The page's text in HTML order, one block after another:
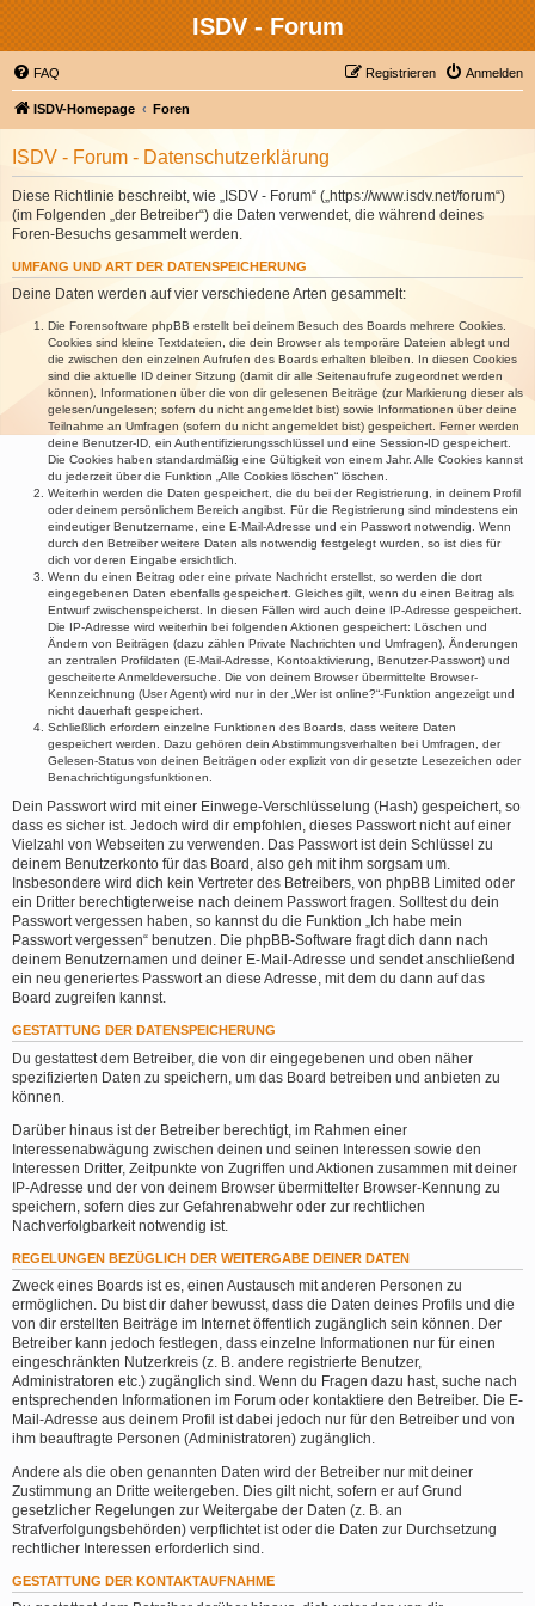
ISDV - Forum
FAQ Anmelden
Registrieren
ISDV-Homepage Foren
ISDV - Forum - Datenschutzerklärung
Diese Richtlinie beschreibt, wie „ISDV - Forum“ („https://www.isdv.net/forum“)
(im Folgenden „der Betreiber“) die Daten verwendet, die während deines
Foren-Besuchs gesammelt werden.
UMFANG UND ART DER DATENSPEICHERUNG
Deine Daten werden auf vier verschiedene Arten gesammelt:
Die Forensoftware phpBB erstellt bei deinem Besuch des Boards mehrere Cookies.
Cookies sind kleine Textdateien, die dein Browser als temporäre Dateien ablegt und
die zwischen den einzelnen Aufrufen des Boards erhalten bleiben. In diesen Cookies
sind die aktuelle ID deiner Sitzung (damit dir alle Seitenaufrufe zugeordnet werden
können), Informationen über die von dir gelesenen Beiträge (zur Markierung dieser als
gelesen/ungelesen; sofern du nicht angemeldet bist) sowie Informationen über deine
Teilnahme an Umfragen (sofern du nicht angemeldet bist) gespeichert. Ferner werden
deine Benutzer-ID, ein Authentifizierungsschlüssel und eine Session-ID gespeichert.
Die Cookies haben standardmäßig eine Gültigkeit von einem Jahr. Alle Cookies kannst
du jederzeit über die Funktion „Alle Cookies löschen“ löschen.
Weiterhin werden die Daten gespeichert, die du bei der Registrierung, in deinem Profil
oder deinem persönlichem Bereich angibst. Für die Registrierung sind mindestens ein
eindeutiger Benutzername, eine E-Mail-Adresse und ein Passwort notwendig. Wenn
durch den Betreiber weitere Daten als notwendig festgelegt wurden, so ist dies für
dich vor deren Eingabe ersichtlich.
Wenn du einen Beitrag oder eine private Nachricht erstellst, so werden die dort
eingegebenen Daten ebenfalls gespeichert. Gleiches gilt, wenn du einen Beitrag als
Entwurf zwischenspeicherst. In diesen Fällen wird auch deine IP-Adresse gespeichert.
Die IP-Adresse wird weiterhin bei folgenden Aktionen gespeichert: Löschen und
Ändern von Beiträgen (dazu zählen Private Nachrichten und Umfragen), Änderungen
an zentralen Profildaten (E-Mail-Adresse, Kontoaktivierung, Benutzer-Passwort) und
gescheiterte Anmeldeversuche. Die von deinem Browser übermittelte Browser-
Kennzeichnung (User Agent) wird nur in der „Wer ist online?“-Funktion angezeigt und
nicht dauerhaft gespeichert.
Schließlich erfordern einzelne Funktionen des Boards, dass weitere Daten
gespeichert werden. Dazu gehören dein Abstimmungsverhalten bei Umfragen, der
Gelesen-Status von deinen Beiträgen oder explizit von dir gesetzte Lesezeichen oder
Benachrichtigungsfunktionen.
Dein Passwort wird mit einer Einwege-Verschlüsselung (Hash) gespeichert, so
dass es sicher ist. Jedoch wird dir empfohlen, dieses Passwort nicht auf einer
Vielzahl von Webseiten zu verwenden. Das Passwort ist dein Schlüssel zu
deinem Benutzerkonto für das Board, also geh mit ihm sorgsam um.
Insbesondere wird dich kein Vertreter des Betreibers, von phpBB Limited oder
ein Dritter berechtigterweise nach deinem Passwort fragen. Solltest du dein
Passwort vergessen haben, so kannst du die Funktion „Ich habe mein
Passwort vergessen“ benutzen. Die phpBB-Software fragt dich dann nach
deinem Benutzernamen und deiner E-Mail-Adresse und sendet anschließend
ein neu generiertes Passwort an diese Adresse, mit dem du dann auf das
Board zugreifen kannst.
GESTATTUNG DER DATENSPEICHERUNG
Du gestattest dem Betreiber, die von dir eingegebenen und oben näher
spezifizierten Daten zu speichern, um das Board betreiben und anbieten zu
können.
Darüber hinaus ist der Betreiber berechtigt, im Rahmen einer
Interessenabwägung zwischen deinen und seinen Interessen sowie den
Interessen Dritter, Zeitpunkte von Zugriffen und Aktionen zusammen mit deiner
IP-Adresse und der von deinem Browser übermittelter Browser-Kennung zu
speichern, sofern dies zur Gefahrenabwehr oder zur rechtlichen
Nachverfolgbarkeit notwendig ist.
REGELUNGEN BEZÜGLICH DER WEITERGABE DEINER DATEN
Zweck eines Boards ist es, einen Austausch mit anderen Personen zu
ermöglichen. Du bist dir daher bewusst, dass die Daten deines Profils und die
von dir erstellten Beiträge im Internet öffentlich zugänglich sein können. Der
Betreiber kann jedoch festlegen, dass einzelne Informationen nur für einen
eingeschränkten Nutzerkreis (z. B. andere registrierte Benutzer,
Administratoren etc.) zugänglich sind. Wenn du Fragen dazu hast, suche nach
entsprechenden Informationen im Forum oder kontaktiere den Betreiber. Die E-
Mail-Adresse aus deinem Profil ist dabei jedoch nur für den Betreiber und von
ihm beauftragte Personen (Administratoren) zugänglich.
Andere als die oben genannten Daten wird der Betreiber nur mit deiner
Zustimmung an Dritte weitergeben. Dies gilt nicht, sofern er auf Grund
gesetzlicher Regelungen zur Weitergabe der Daten (z. B. an
Strafverfolgungsbehörden) verpflichtet ist oder die Daten zur Durchsetzung
rechtlicher Interessen erforderlich sind.
GESTATTUNG DER KONTAKTAUFNAHME